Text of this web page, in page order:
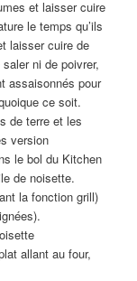
et laisser cuire
le temps qu’ils
laisser cuire de
ni de poivrer,
assaisonnés pour
ce soit.
de terre et les
version
le bol du Kitchen
de noisette.
la fonction grill)
allant au four,